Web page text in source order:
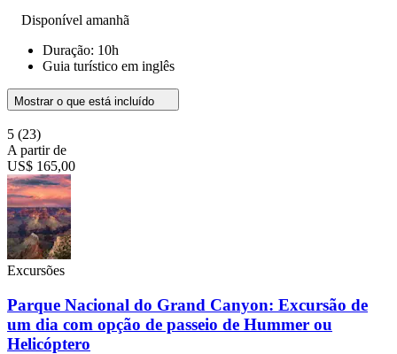
Disponível amanhã
Duração: 10h
Guia turístico em inglês
Mostrar o que está incluído
5 (23)
A partir de
US$ 165,00
Excursões
Parque Nacional do Grand Canyon: Excursão de
um dia com opção de passeio de Hummer ou
Helicóptero